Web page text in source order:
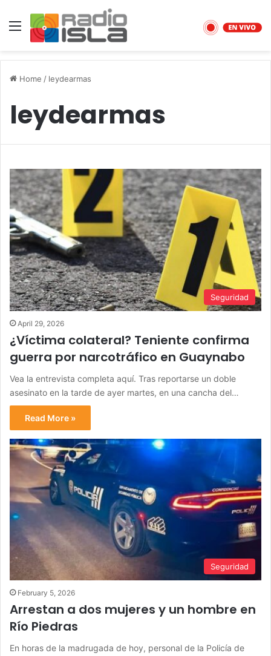
Menu
Home / leydearmas
leydearmas
Seguridad
April 29, 2026
¿Víctima colateral? Teniente confirma
guerra por narcotráfico en Guaynabo
Vea la entrevista completa aquí. Tras reportarse un doble
asesinato en la tarde de ayer martes, en una cancha del…
Read More »
Seguridad
February 5, 2026
Arrestan a dos mujeres y un hombre en
Río Piedras
En horas de la madrugada de hoy, personal de la Policía de